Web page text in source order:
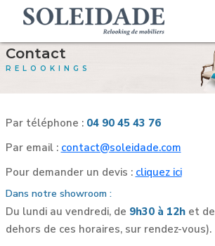
Contact
RELOOKINGS
Par téléphone : 04 90 45 43 76
Par email : contact@soleidade.com
Pour demander un devis : cliquez ici
Dans notre showroom :
Du lundi au vendredi, de 9h30 à 12het de
dehors de ces horaires, sur rendez-vous).